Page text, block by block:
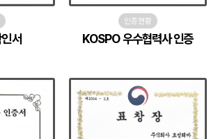
서
인증현황
KOSPO 우수협력사 인증